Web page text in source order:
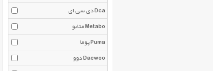
دی سی ای Dca
متابو Metabo
پوما Puma
دوو Daewoo